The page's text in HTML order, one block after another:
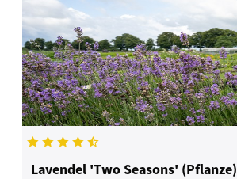
Lavendel 'Two Seasons' (Pflanze)